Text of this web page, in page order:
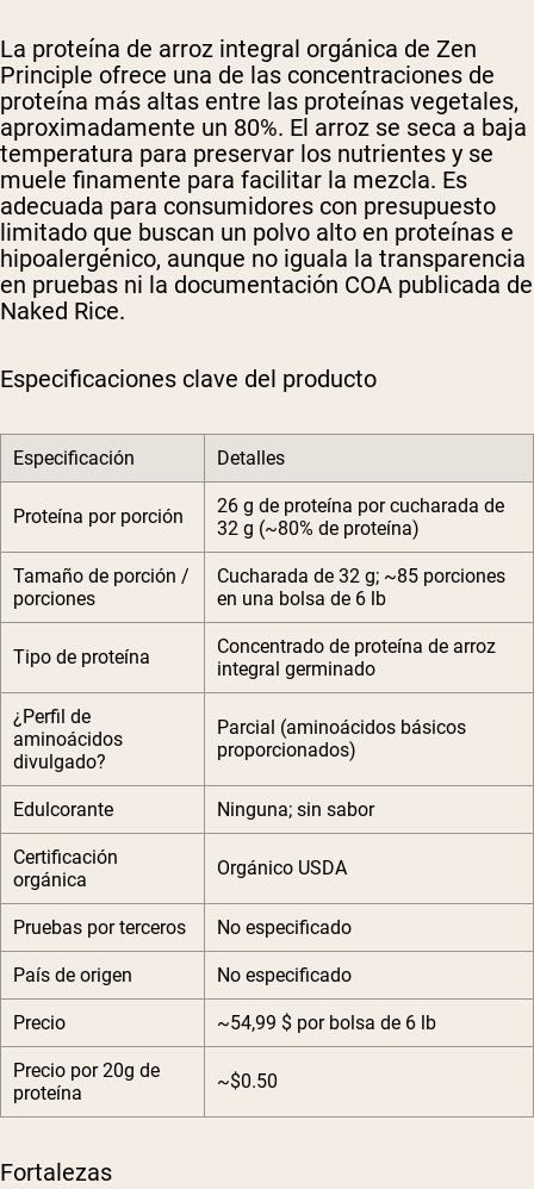
La proteína de arroz integral orgánica de Zen
Principle ofrece una de las concentraciones de
proteína más altas entre las proteínas vegetales,
aproximadamente un 80%. El arroz se seca a baja
temperatura para preservar los nutrientes y se
muele finamente para facilitar la mezcla. Es
adecuada para consumidores con presupuesto
limitado que buscan un polvo alto en proteínas e
hipoalergénico, aunque no iguala la transparencia
en pruebas ni la documentación COA publicada de
Naked Rice.
Especificaciones clave del producto
Especificación Detalles
Proteína por porción
26 g de proteína por cucharada de
32 g (~80% de proteína)
Tamaño de porción /
porciones
Cucharada de 32 g; ~85 porciones
en una bolsa de 6 lb
Tipo de proteína
Concentrado de proteína de arroz
integral germinado
¿Perfil de
aminoácidos
divulgado?
Parcial (aminoácidos básicos
proporcionados)
Edulcorante Ninguna; sin sabor
Certificación
orgánica
Orgánico USDA
Pruebas por terceros No especificado
País de origen No especificado
Precio ~54,99 $ por bolsa de 6 lb
Precio por 20g de
proteína
~$0.50
Fortalezas